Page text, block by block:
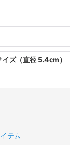
イズ（直径 5.4cm）
テム